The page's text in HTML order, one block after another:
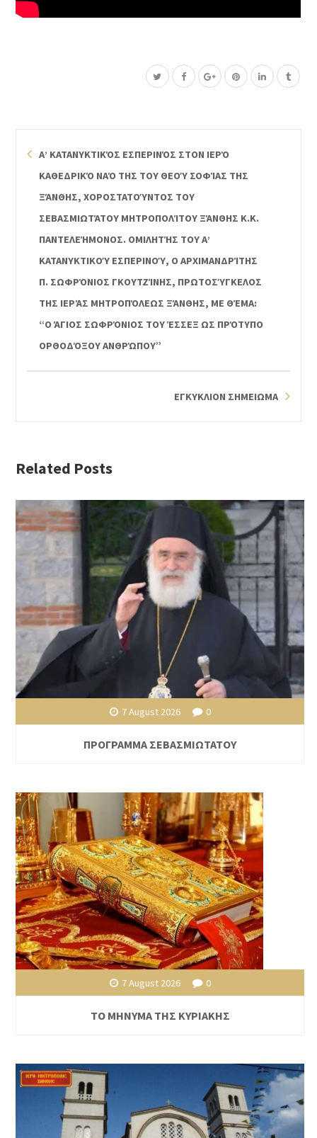
Α’ ΚΑΤΑΝΥΚΤΙΚΌΣ ΕΣΠΕΡΙΝΌΣ ΣΤΟΝ ΙΕΡΌ
ΚΑΘΕΔΡΙΚΌ ΝΑΌ ΤΗΣ ΤΟΥ ΘΕΟΎ ΣΟΦΊΑΣ ΤΗΣ
ΞΆΝΘΗΣ, ΧΟΡΟΣΤΑΤΟΎΝΤΟΣ ΤΟΥ
ΣΕΒΑΣΜΙΩΤΆΤΟΥ ΜΗΤΡΟΠΟΛΊΤΟΥ ΞΆΝΘΗΣ Κ.Κ.
ΠΑΝΤΕΛΕΉΜΟΝΟΣ. ΟΜΙΛΗΤΉΣ ΤΟΥ Α’
ΚΑΤΑΝΥΚΤΙΚΟΎ ΕΣΠΕΡΙΝΟΎ, Ο ΑΡΧΙΜΑΝΔΡΊΤΗΣ
Π. ΣΩΦΡΌΝΙΟΣ ΓΚΟΥΤΖΊΝΗΣ, ΠΡΩΤΟΣΎΓΚΕΛΟΣ
ΤΗΣ ΙΕΡΆΣ ΜΗΤΡΟΠΌΛΕΩΣ ΞΆΝΘΗΣ, ΜΕ ΘΈΜΑ:
“Ο ΆΓΙΟΣ ΣΩΦΡΌΝΙΟΣ ΤΟΥ ΈΣΣΕΞ ΩΣ ΠΡΌΤΥΠΟ
ΟΡΘΟΔΌΞΟΥ ΑΝΘΡΏΠΟΥ”
ΕΓΚΥΚΛΙΟΝ ΣΗΜΕΙΩΜΑ
Related Posts
7 August 2026 0
ΠΡΟΓΡΑΜΜΑ ΣΕΒΑΣΜΙΩΤΑΤΟΥ
7 August 2026 0
ΤΟ ΜΗΝΥΜΑ ΤΗΣ ΚΥΡΙΑΚΗΣ